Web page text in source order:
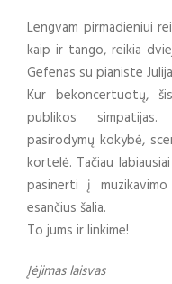
Lengvam pirmadieniui
kaip ir tango, reikia
Gefenas su pianiste
Kur bekoncertuotų,
publikos
pasirodymų kokybė,
kortelė. Tačiau
pasinerti į
esančius šalia.
To jums ir linkime!
Įėjimas laisvas